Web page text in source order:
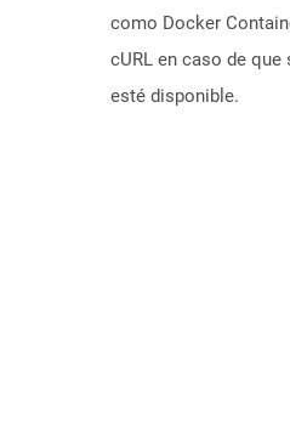
como Docker
cURL en caso de que
esté disponible.